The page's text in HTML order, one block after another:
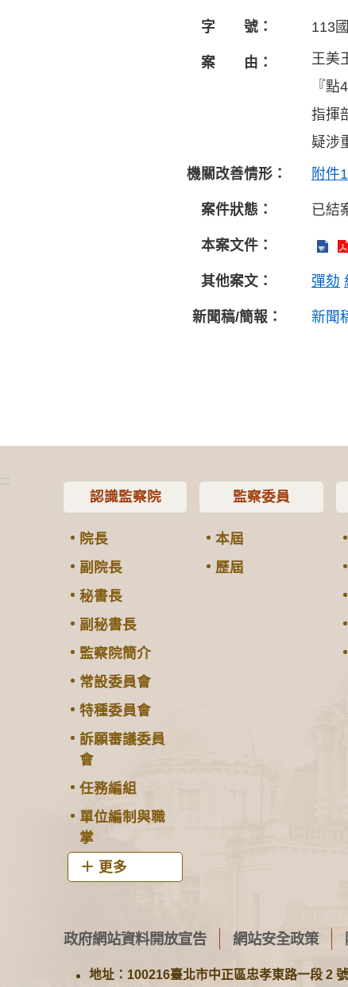
字 號： 113
案 由：
王美
『
指揮
疑涉
機關改善情形：
附件1
案件狀態： 已結
本案文件：
其他案文： 彈劾
新聞稿/簡報： 新聞
:::
認識監察院
院長
副院長
秘書長
副秘書長
監察院簡介
常設委員會
特種委員會
訴願審議委員
會
任務編組
單位編制與職
掌
更多
監察委員
本屆
歷屆
政府網站資料開放宣告 網站安全政策
地址：100216臺北市中正區忠孝東路一段 2 號